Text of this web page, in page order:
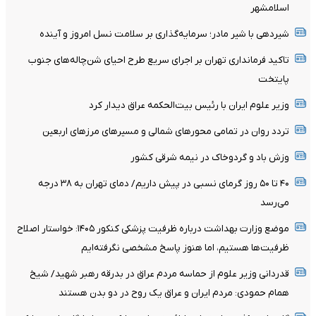
اسلامشهر
شیردهی با شیر مادر؛ سرمایه‌گذاری بر سلامت نسل امروز و آینده
تاکید فرمانداری تهران بر اجرای سریع طرح احیای شن‌چاله‌های جنوب
پایتخت
وزیر علوم ایران با رئیس بیت‌الحکمه عراق دیدار کرد
تردد روان در تمامی محورهای شمالی و مسیرهای مرزهای اربعین
وزش باد و گردوخاک در نیمه شرقی کشور
۴۰ تا ۵۰ روز گرمای نسبی در پیش داریم/ دمای تهران به ۳۸ درجه
می‌رسد
موضع وزارت بهداشت درباره ظرفیت پزشکی کنکور ۱۴۰۵: خواستار اصلاح
ظرفیت‌ها هستیم، اما هنوز پاسخ مشخصی نگرفته‌ایم
قدردانی وزیر علوم از حماسه مردم عراق در بدرقه رهبر شهید/ شیخ
همام حمودی: مردم ایران و عراق یک روح در دو بدن هستند